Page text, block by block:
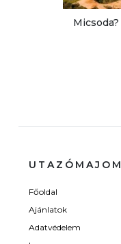
UTAZÓMAJOM
Főoldal
Ajánlatok
Adatvédelem